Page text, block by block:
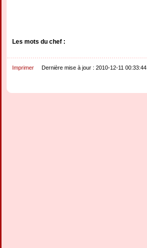
Les mots du chef :
Imprimer Dernière mise à jour : 2010-12-11 00:33:44